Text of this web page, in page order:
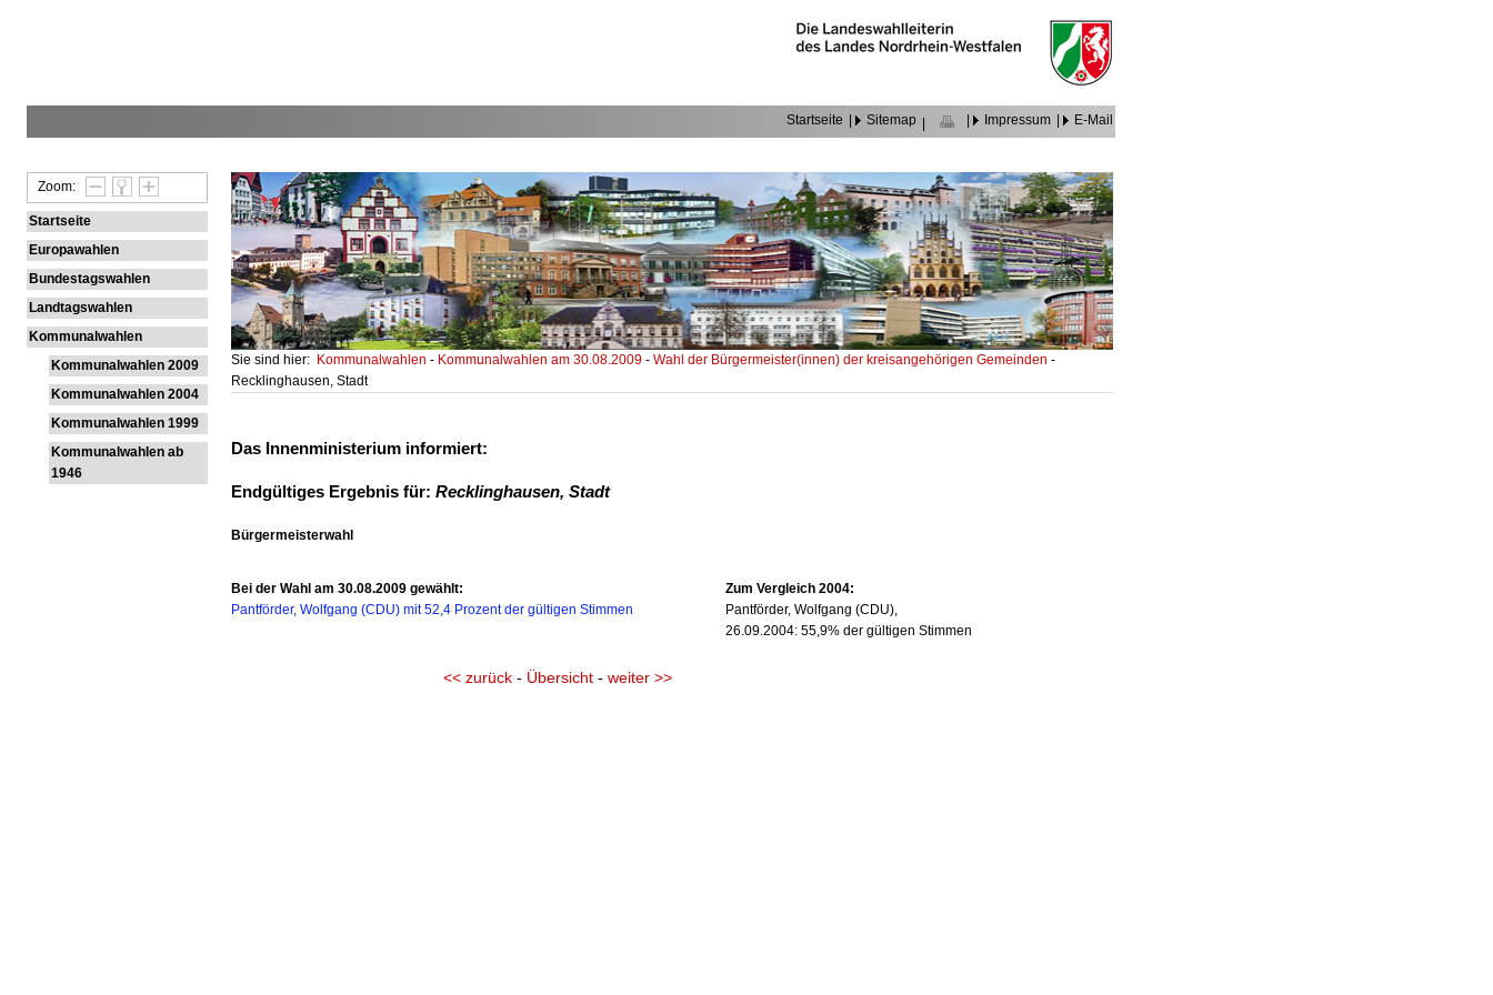
Startseite Sitemap Impressum E-Mail
Zoom:
Startseite
Europawahlen
Bundestagswahlen
Landtagswahlen
Kommunalwahlen
Kommunalwahlen 2009
Kommunalwahlen 2004
Kommunalwahlen 1999
Kommunalwahlen ab
1946
Sie sind hier: Kommunalwahlen- Kommunalwahlen am 30.08.2009-Wahl der Bürgermeister(innen) der kreisangehörigen Gemeinden-
Recklinghausen, Stadt
Das Innenministerium informiert:
Endgültiges Ergebnis für: Recklinghausen, Stadt
Bürgermeisterwahl
Bei der Wahl am 30.08.2009 gewählt:
Pantförder, Wolfgang (CDU) mit 52,4 Prozent der gültigen Stimmen
Zum Vergleich 2004:
Pantförder, Wolfgang (CDU),
26.09.2004: 55,9% der gültigen Stimmen
<< zurück - Übersicht -weiter >>